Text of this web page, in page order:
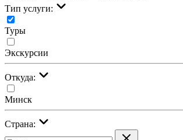
Тип услуги:
Туры
Экскурсии
Откуда:
Минск
Страна: